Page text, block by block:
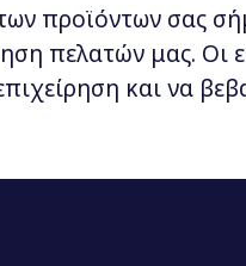
προϊόντων σας
πελατών μας. Οι
και να